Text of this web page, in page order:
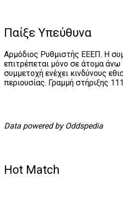
Παίξε Υπεύθυνα
Αρμόδιος Ρυθμιστής ΕΕΕΠ. Η
επιτρέπεται μόνο σε άτομα
συμμετοχή ενέχει κινδύνους
περιουσίας. Γραμμή στήριξης
Data powered by Oddspedia
Hot Match